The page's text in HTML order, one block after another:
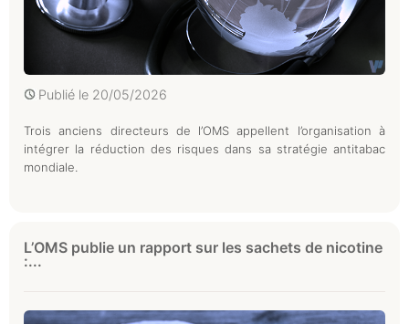
Publié le 20/05/2026
Trois anciens directeurs de l’OMS appellent l’organisation à
intégrer la réduction des risques dans sa stratégie antitabac
mondiale.
L’OMS publie un rapport sur les sachets de nicotine
:...